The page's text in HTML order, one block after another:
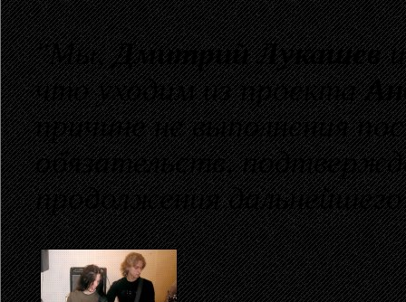
"Мы,Дмитрий Лукашев
что уходим из проекта
причине не выполнения
обязательств,
продолжения